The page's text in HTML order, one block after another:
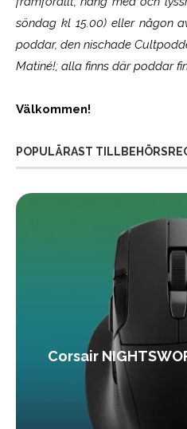
söndag kl 15.00) eller någon
poddar, den nischade
Matiné!; alla finns där poddar
Välkommen!
POPULÄRAST
Corsair